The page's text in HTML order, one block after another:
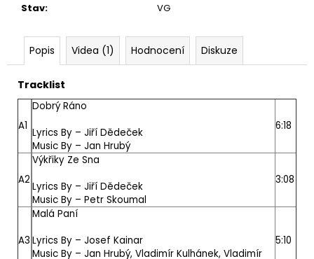
Stav: VG
Popis Videa (1) Hodnocení Diskuze
Tracklist
A1
Dobrý Ráno
Lyrics By – Jiří Dědeček
Music By – Jan Hrubý
6:18
A2
Výkřiky Ze Sna
Lyrics By – Jiří Dědeček
Music By – Petr Skoumal
3:08
A3
Malá Paní
Lyrics By – Josef Kainar
Music By – Jan Hrubý, Vladimír Kulhánek, Vladimír
5:10